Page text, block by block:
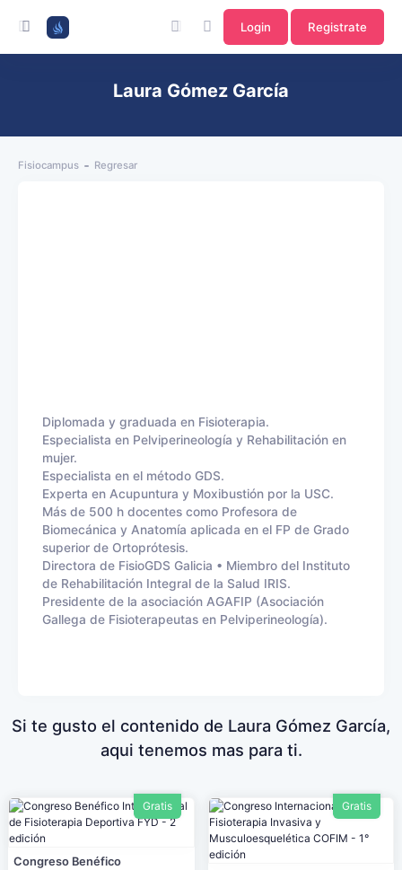
Login Registrate
Laura Gómez García
Fisiocampus Regresar
Diplomada y graduada en Fisioterapia.
Especialista en Pelviperineología y Rehabilitación en
mujer.
Especialista en el método GDS.
Experta en Acupuntura y Moxibustión por la USC.
Más de 500 h docentes como Profesora de
Biomecánica y Anatomía aplicada en el FP de Grado
superior de Ortoprótesis.
Directora de FisioGDS Galicia • Miembro del Instituto
de Rehabilitación Integral de la Salud IRIS.
Presidente de la asociación AGAFIP (Asociación
Gallega de Fisioterapeutas en Pelviperineología).
Si te gusto el contenido de Laura Gómez García,
aqui tenemos mas para ti.
Gratis
Congreso Benéfico
Gratis